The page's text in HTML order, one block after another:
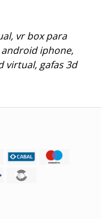
vr box para
iphone,
virtual, gafas 3d